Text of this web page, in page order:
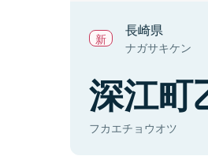
長崎県
ナガサキケン
深江町
フカエチョウオツ